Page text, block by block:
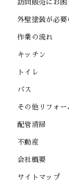
訪問販売にお困
外壁塗装が必要
作業の流れ
キッチン
トイレ
バス
その他リフォー
配管清掃
不動産
会社概要
サイトマップ